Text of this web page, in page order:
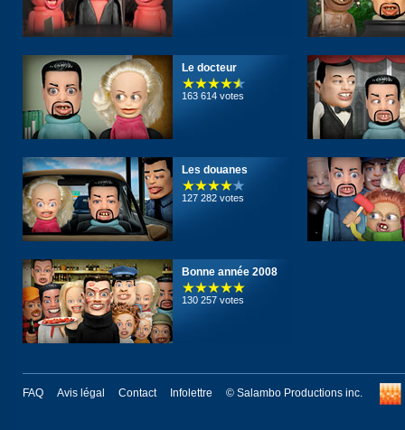
Le docteur
163 614 votes
Les douanes
127 282 votes
Bonne année 2008
130 257 votes
FAQ Avis légal Contact Infolettre © Salambo Productions inc.